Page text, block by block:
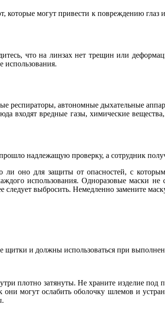
могут привести к повреждению глаз
что на линзах нет трещин или
использования.
респираторы, автономные дыхательные
входят вредные газы, химические
надлежащую проверку, а сотрудник
ли оно для защиты от опасностей, с
использования. Одноразовые маски не
выбросить. Немедленно замените
и должны использоваться при
плотно затянуты. Не храните изделие
могут ослабить оболочку шлемов и